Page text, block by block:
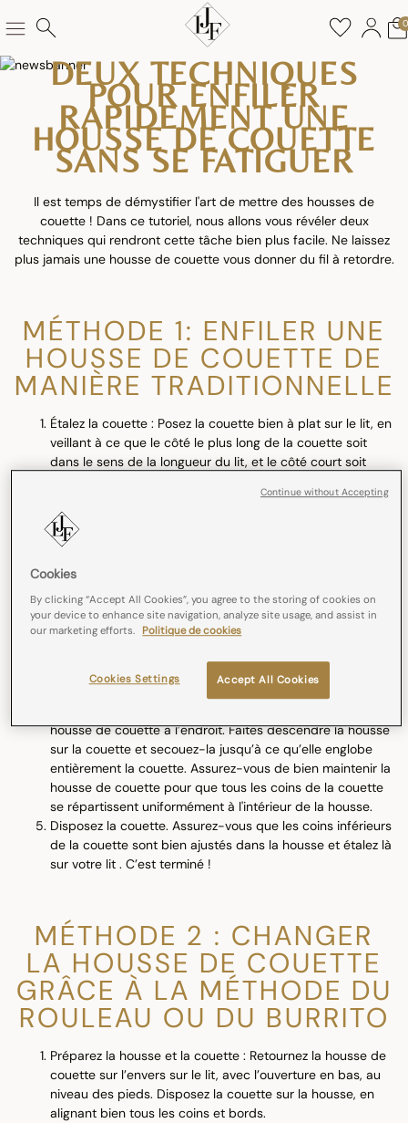
0
DEUX TECHNIQUES
POUR ENFILER
RAPIDEMENT UNE
HOUSSE DE COUETTE
SANS SE FATIGUER
Il est temps de démystifier l'art de mettre des housses de
couette ! Dans ce tutoriel, nous allons vous révéler deux
techniques qui rendront cette tâche bien plus facile. Ne laissez
plus jamais une housse de couette vous donner du fil à retordre.
MÉTHODE 1: ENFILER UNE
HOUSSE DE COUETTE DE
MANIÈRE TRADITIONNELLE
Étalez la couette : Posez la couette bien à plat sur le lit, en
veillant à ce que le côté le plus long de la couette soit
dans le sens de la longueur du lit, et le côté court soit
l'étiquette de la couette se trouve à la tête du lit. Cela
garantira que l'étiquette se retrouve en bas de la housse
de couette lorsque vous insérez la couette dans la
Retournez la housse: Retournez la housse de couette sur
l’envers et étalez la housse de couette sur la couette.
Attrapez les coins : Passez vos mains à l’intérieur de la
housse par l’ouverture inférieure, jusqu’à atteindre les
les tout en maintenant fermement les deux coins de la
housse de couette à l’endroit. Faites descendre la housse
sur la couette et secouez-la jusqu’à ce qu’elle englobe
entièrement la couette. Assurez-vous de bien maintenir la
housse de couette pour que tous les coins de la couette
se répartissent uniformément à l'intérieur de la housse.
Disposez la couette. Assurez-vous que les coins inférieurs
de la couette sont bien ajustés dans la housse et étalez là
sur votre lit . C’est terminé !
MÉTHODE 2 : CHANGER
LA HOUSSE DE COUETTE
GRÂCE À LA MÉTHODE DU
ROULEAU OU DU BURRITO
Préparez la housse et la couette : Retournez la housse de
couette sur l’envers sur le lit, avec l’ouverture en bas, au
niveau des pieds. Disposez la couette sur la housse, en
alignant bien tous les coins et bords.
Cookies
By clicking “Accept All Cookies”, you agree to the storing of cookies on
your device to enhance site navigation, analyze site usage, and assist in
our marketing efforts. Politique de cookies
Accept All Cookies
Cookies Settings
Continue without Accepting